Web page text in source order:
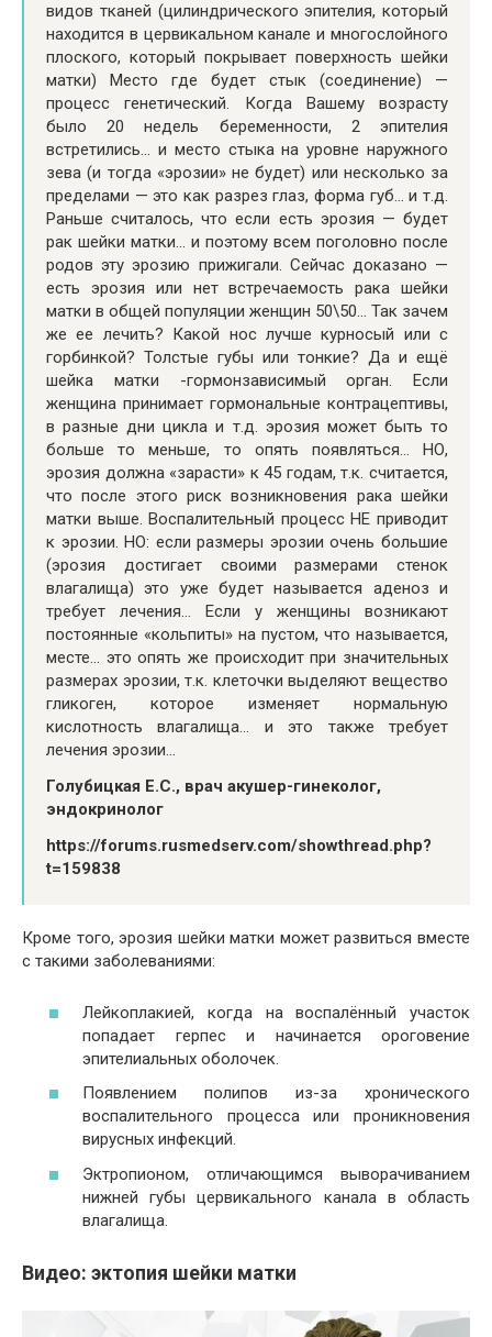
видов тканей (цилиндрического эпителия, который
находится в цервикальном канале и многослойного
плоского, который покрывает поверхность шейки
матки) Место где будет стык (соединение) —
процесс генетический. Когда Вашему возрасту
было 20 недель беременности, 2 эпителия
встретились… и место стыка на уровне наружного
зева (и тогда «эрозии» не будет) или несколько за
пределами — это как разрез глаз, форма губ… и т.д.
Раньше считалось, что если есть эрозия — будет
рак шейки матки… и поэтому всем поголовно после
родов эту эрозию прижигали. Сейчас доказано —
есть эрозия или нет встречаемость рака шейки
матки в общей популяции женщин 50\50… Так зачем
же ее лечить? Какой нос лучше курносый или с
горбинкой? Толстые губы или тонкие? Да и ещё
шейка матки -гормонзависимый орган. Если
женщина принимает гормональные контрацептивы,
в разные дни цикла и т.д. эрозия может быть то
больше то меньше, то опять появляться… НО,
эрозия должна «зарасти» к 45 годам, т.к. считается,
что после этого риск возникновения рака шейки
матки выше. Воспалительный процесс НЕ приводит
к эрозии. НО: если размеры эрозии очень большие
(эрозия достигает своими размерами стенок
влагалища) это уже будет называется аденоз и
требует лечения… Если у женщины возникают
постоянные «кольпиты» на пустом, что называется,
месте… это опять же происходит при значительных
размерах эрозии, т.к. клеточки выделяют вещество
гликоген, которое изменяет нормальную
кислотность влагалища… и это также требует
лечения эрозии…
Голубицкая Е.С., врач акушер-гинеколог,
эндокринолог
https://forums.rusmedserv.com/showthread.php?
t=159838
Кроме того, эрозия шейки матки может развиться вместе
с такими заболеваниями:
Лейкоплакией, когда на воспалённый участок
попадает герпес и начинается ороговение
эпителиальных оболочек.
Появлением полипов из-за хронического
воспалительного процесса или проникновения
вирусных инфекций.
Эктропионом, отличающимся выворачиванием
нижней губы цервикального канала в область
влагалища.
Видео: эктопия шейки матки